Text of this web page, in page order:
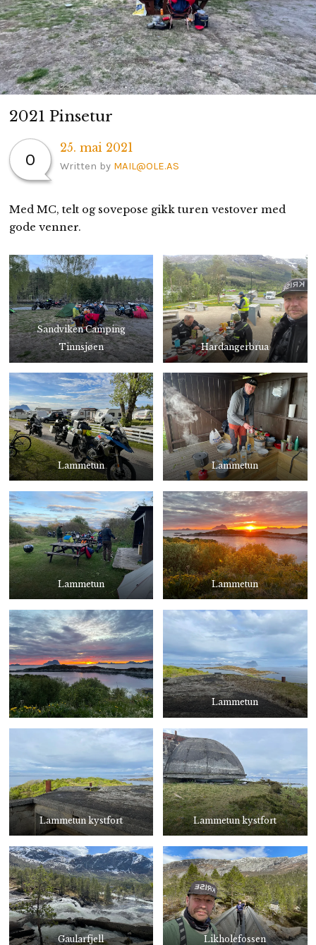
IL
D
M
E
N
U
PERSONVERNERKLÆRING
2021 Pinsetur
0
25. mai 2021
Written by MAIL@OLE.AS
Med MC, telt og sovepose gikk turen vestover med
gode venner.
Sandviken Camping
Tinnsjøen
Hardangerbrua
Lammetun Lammetun
Lammetun Lammetun
Lammetun
Lammetun kystfort Lammetun kystfort
Gaularfjell Likholefossen